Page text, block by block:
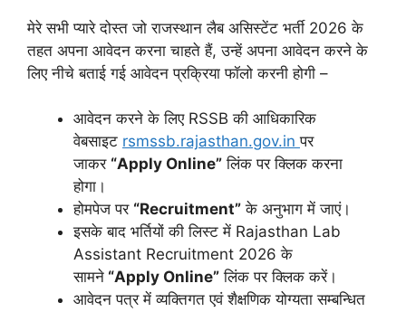
मेरे सभी प्यारे दोस्त जो राजस्थान लैब असिस्टेंट भर्ती 2026 के
तहत अपना आवेदन करना चाहते हैं, उन्हें अपना आवेदन करने के
लिए नीचे बताई गई आवेदन प्रक्रिया फॉलो करनी होगी –
आवेदन करने के लिए RSSB की आधिकारिक
वेबसाइट rsmssb.rajasthan.gov.inपर
जाकर “Apply Online” लिंक पर क्लिक करना
होगा।
होमपेज पर “Recruitment” के अनुभाग में जाएं।
इसके बाद भर्तियों की लिस्ट में Rajasthan Lab
Assistant Recruitment 2026 के
सामने “Apply Online” लिंक पर क्लिक करें।
आवेदन पत्र में व्यक्तिगत एवं शैक्षणिक योग्यता सम्बन्धित